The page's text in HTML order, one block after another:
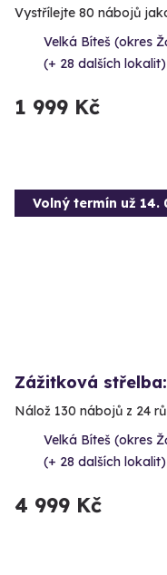
Vystřílejte 80 nábojů
Velká Bíteš (okres
(+ 28 dalších lokalit)
1 999 Kč
Volný termín už 14.
Zážitková
Nálož 130 nábojů z 24
Velká Bíteš (okres
(+ 28 dalších lokalit)
4 999 Kč